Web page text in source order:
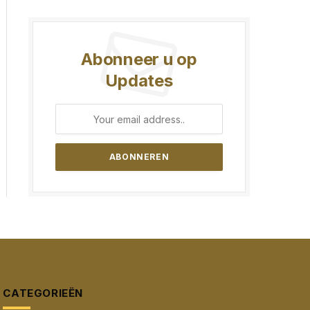
Abonneer u op
Updates
CATEGORIEËN